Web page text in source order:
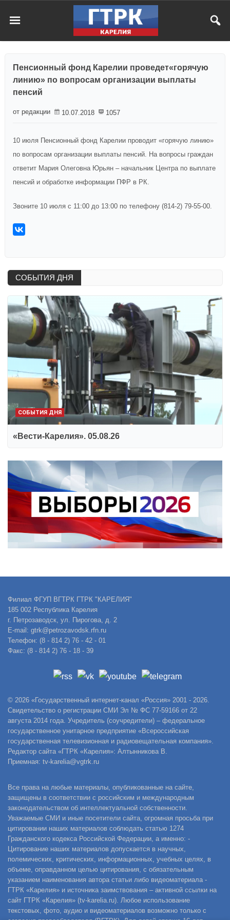
Пенсионный фонд Карелии проведет«горячую
линию» по вопросам организации выплаты
пенсий
от редакции 10.07.2018 1057
10 июля Пенсионный фонд Карелии проводит «горячую линию»
по вопросам организации выплаты пенсий. На вопросы граждан
ответит Мария Олеговна Юрьян – начальник Центра по выплате
пенсий и обработке информации ПФР в РК.
Звоните 10 июля с 11:00 до 13:00 по телефону (814-2) 79-55-00.
СОБЫТИЯ ДНЯ
СОБЫТИЯ ДНЯ
«Вести-Карелия». 05.08.26
Филиал ФГУП ВГТРК ГТРК "КАРЕЛИЯ"
185 002 Республика Карелия
г. Петрозаводск, ул. Пирогова, д. 2
E-mail: gtrk@petrozavodsk.rfn.ru
Телефон: (8 - 814 2) 76 - 42 - 01
Факс: (8 - 814 2) 76 - 18 - 39
© 2026 «Государственный интернет-канал «Россия» 2001 - 2026.
Свидетельство о регистрации СМИ Эл № ФС 77-59166 от 22
августа 2014 года. Учредитель (соучредители) – федеральное
государственное унитарное предприятие «Всероссийская
государственная телевизионная и радиовещательная компания».
Редактор сайта «ГТРК «Карелия»: Алтынникова В.
Приемная: tv-karelia@vgtrk.ru
Все права на любые материалы, опубликованные на сайте,
защищены в соответствии с российским и международным
законодательством об интеллектуальной собственности.
Уважаемые СМИ и иные посетители сайта, огромная просьба при
цитировании наших материалов соблюдать статью 1274
Гражданского кодекса Российской Федерации, а именно: -
Цитирование наших материалов допускается в научных,
полемических, критических, информационных, учебных целях, в
объеме, оправданном целью цитирования, с обязательным
указанием наименования автора статьи либо видеоматериала -
ГТРК «Карелия» и источника заимствования – активной ссылки на
сайт ГТРК «Карелия» (tv-karelia.ru). Любое использование
текстовых, фото, аудио и видеоматериалов возможно только с